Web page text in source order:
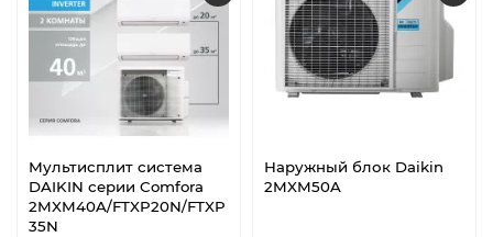
Мультисплит система
DAIKIN серии Comfora
2MXM40A/FTXP20N/FTXP
35N
Наружный блок Daikin
2MXM50A